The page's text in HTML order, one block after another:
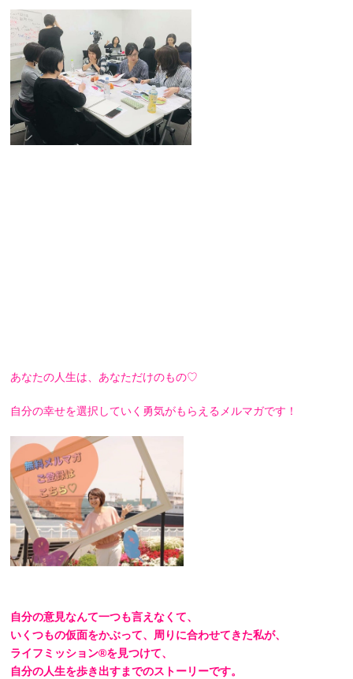
あなたの人生は、あなただけのもの♡
自分の幸せを選択していく勇気がもらえるメルマガです！
自分の意見なんて一つも言えなくて、
いくつもの仮面をかぶって、周りに合わせてきた私が、
ライフミッション®を見つけて、
自分の人生を歩き出すまでのストーリーです。